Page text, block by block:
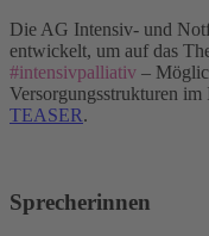
Die AG Intensiv- und
entwickelt, um auf das
#intensivpalliativ –
Versorgungsstrukturen
TEASER.
Sprecherinnen